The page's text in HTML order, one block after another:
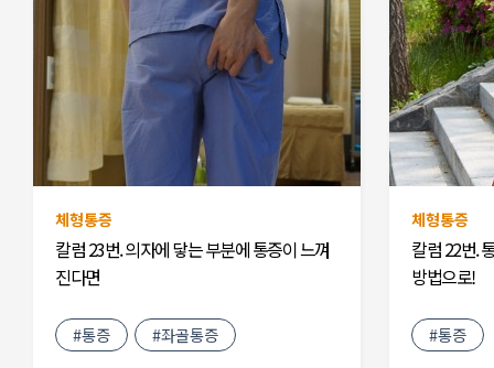
체형통증
칼럼 23번. 의자에 닿는 부분에 통증이 느껴
진다면
#통증 #좌골통증
체형통증
칼럼 22번.
방법으로!
#통증